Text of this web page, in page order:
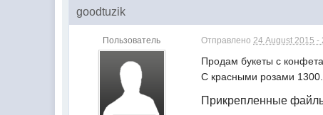
goodtuzik
Пользователь Отправлено24 August 2015 -
Продам букеты с
С красными розами
Прикрепленные